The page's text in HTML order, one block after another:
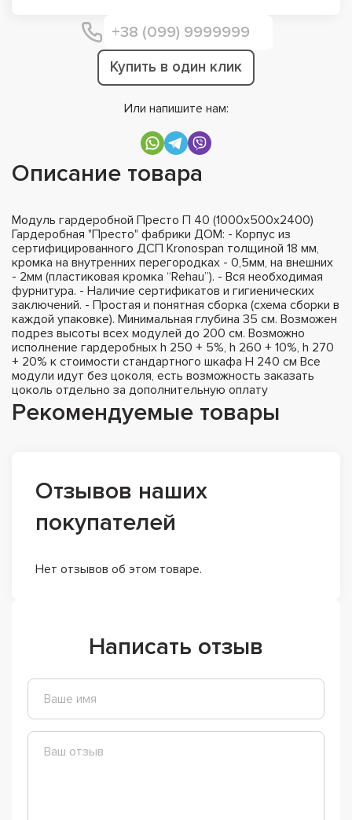
Купить в один клик
Или напишите нам:
Описание товара
Модуль гардеробной Престо П 40 (1000х500х2400)
Гардеробная "Престо" фабрики ДОМ: - Корпус из
сертифицированного ДСП Kronospan толщиной 18 мм,
кромка на внутренних перегородках - 0,5мм, на внешних
- 2мм (пластиковая кромка “Rehau”). - Вся необходимая
фурнитура. - Наличие сертификатов и гигиенических
заключений. - Простая и понятная сборка (схема сборки в
каждой упаковке). Минимальная глубина 35 см. Возможен
подрез высоты всех модулей до 200 см. Возможно
исполнение гардеробных h 250 + 5%, h 260 + 10%, h 270
+ 20% к стоимости стандартного шкафа H 240 см Все
модули идут без цоколя, есть возможность заказать
цоколь отдельно за дополнительную оплату
Рекомендуемые товары
Отзывов наших
покупателей
Нет отзывов об этом товаре.
Написать отзыв